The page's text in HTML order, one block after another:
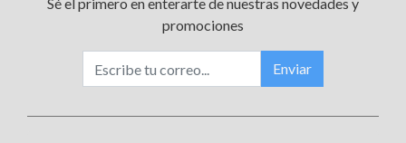
promociones
Enviar